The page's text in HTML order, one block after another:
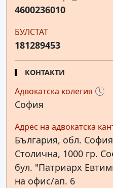
4600236010
БУЛСТАТ
181289453
КОНТАКТИ
Адвокатска колегия
София
Адрес на адвокатска
България, обл.
Столична, 1000 гр.
бул. "Патриарх
на офис/ап. 6